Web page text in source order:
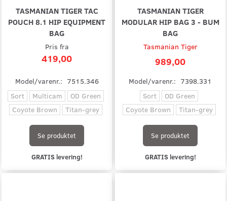
TASMANIAN TIGER TAC
POUCH 8.1 HIP EQUIPMENT
BAG
Pris fra
419,00
Model/varenr.: 7515.346
Sort
Multicam
OD Green
Coyote Brown
Titan-grey
Se produktet
GRATIS levering!
TASMANIAN TIGER
MODULAR HIP BAG 3 - BUM
BAG
Tasmanian Tiger
989,00
Model/varenr.: 7398.331
Sort
OD Green
Coyote Brown
Titan-grey
Se produktet
GRATIS levering!